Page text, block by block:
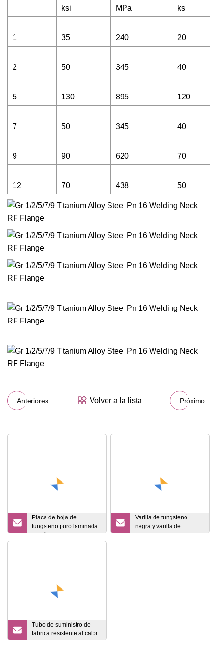
ksi MPa ksi
1 35 240 20
2 50 345 40
5 130 895 120
7 50 345 40
9 90 620 70
12 70 438 50
Anteriores Volver a la lista Próximo
Placa de hoja de
tungsteno puro laminada
en frío W1 resistente al
Varilla de tungsteno
negra y varilla de
tungsteno pulida, varilla
Tubo de suministro de
fábrica resistente al calor
304 316L 310S 309S 800